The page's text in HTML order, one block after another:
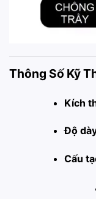
Thông Số Kỹ
Kích
Độ
Cấu